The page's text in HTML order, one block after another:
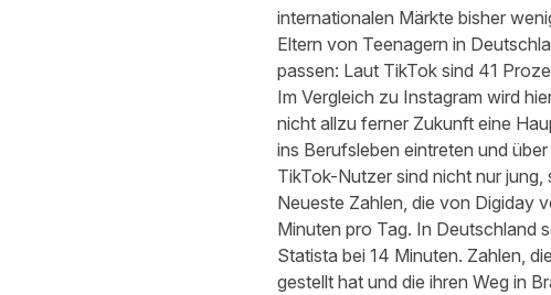
internationalen Märkte bisher
Eltern von Teenagern in
passen: Laut TikTok sind 41
Im Vergleich zu Instagram wird
nicht allzu ferner Zukunft eine
ins Berufsleben eintreten und
TikTok-Nutzer sind nicht nur
Neueste Zahlen, die von Digiday
Minuten pro Tag. In Deutschland
Statista bei 14 Minuten. Zahlen,
gestellt hat und die ihren Weg in